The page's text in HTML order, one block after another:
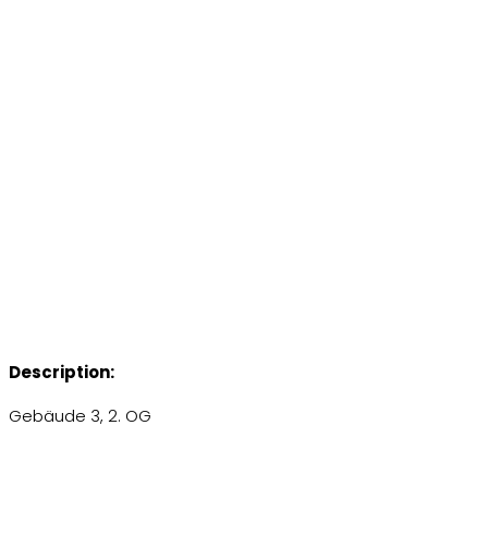
Description:
Gebäude 3, 2. OG